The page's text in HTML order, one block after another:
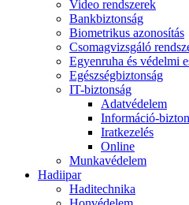
Video rendszerek
Bankbiztonság
Biometrikus azonosítás
Csomagvizsgáló
Egyenruha és védelmi
Egészségbiztonság
IT-biztonság
Adatvédelem
Információ-
Iratkezelés
Online
Munkavédelem
Hadiipar
Haditechnika